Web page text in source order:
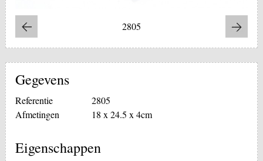
2805
Gegevens
Referentie
2805
Afmetingen
18 x 24.5 x 4cm
Eigenschappen